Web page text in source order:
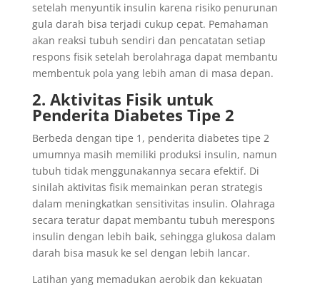
setelah menyuntik insulin karena risiko penurunan
gula darah bisa terjadi cukup cepat. Pemahaman
akan reaksi tubuh sendiri dan pencatatan setiap
respons fisik setelah berolahraga dapat membantu
membentuk pola yang lebih aman di masa depan.
2. Aktivitas Fisik untuk
Penderita Diabetes Tipe 2
Berbeda dengan tipe 1, penderita diabetes tipe 2
umumnya masih memiliki produksi insulin, namun
tubuh tidak menggunakannya secara efektif. Di
sinilah aktivitas fisik memainkan peran strategis
dalam meningkatkan sensitivitas insulin. Olahraga
secara teratur dapat membantu tubuh merespons
insulin dengan lebih baik, sehingga glukosa dalam
darah bisa masuk ke sel dengan lebih lancar.
Latihan yang memadukan aerobik dan kekuatan